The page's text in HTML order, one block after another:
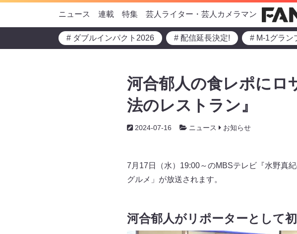
ニュース 連載 特集 芸人ライター・芸人カメラマン
# ダブルインパクト2026 # 配信延長決定! # M-1グラン
河合郁人の食レポにロ
法のレストラン』
2024-07-16 ニュース お知らせ
7月17日（水）19:00～のMBSテレビ『水野真
グルメ」が放送されます。
河合郁人がリポーターとして初